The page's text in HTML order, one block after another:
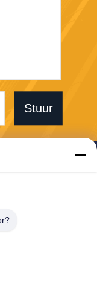
Stuur